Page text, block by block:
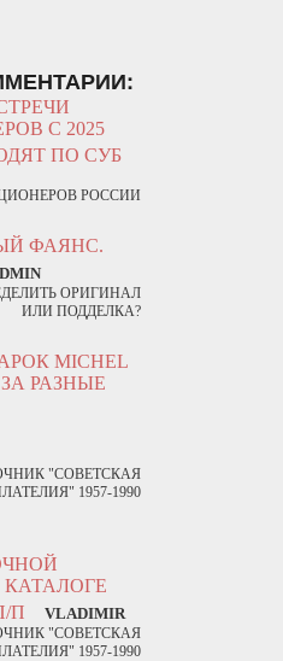
С 2025
ПО СУБ
РОССИИ
ФАЯНС.
ОРИГИНАЛ
ИЛИ ПОДДЕЛКА?
MICHEL
РАЗНЫЕ
"СОВЕТСКАЯ
1957-1990
П
VLADIMIR
"СОВЕТСКАЯ
1957-1990